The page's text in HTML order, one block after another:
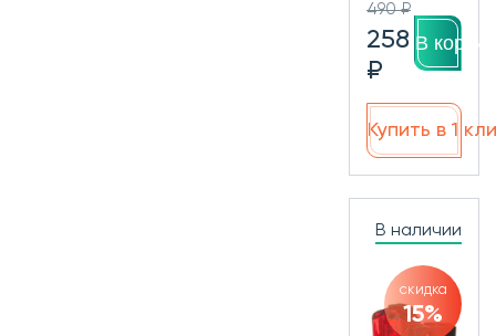
490 ₽
258
₽
В
Купить в 1
В наличии
скидка
15%